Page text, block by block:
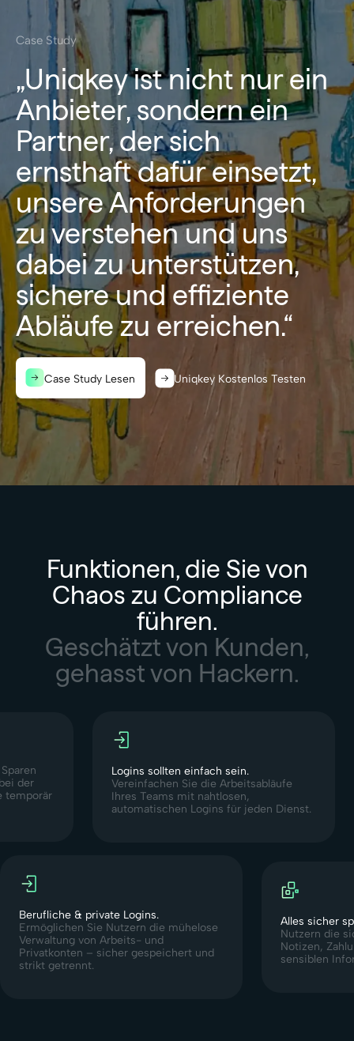
Case Study
„Uniqkey ist nicht nur ein
Anbieter, sondern ein
Partner, der sich
ernsthaft dafür einsetzt,
unsere Anforderungen
zu verstehen und uns
dabei zu unterstützen,
sichere und effiziente
Abläufe zu erreichen.“
Case Study Lesen Uniqkey Kostenlos Testen
Funktionen, die Sie von
Chaos zu Compliance
führen.
Geschätzt von Kunden,
gehasst von Hackern.
Sparen
der
temporär
Logins sollten einfach sein.
Vereinfachen Sie die Arbeitsabläufe
Ihres Teams mit nahtlosen,
automatischen Logins für jeden Dienst.
Berufliche & private Logins.
Ermöglichen Sie Nutzern die mühelose
Verwaltung von Arbeits- und
Privatkonten – sicher gespeichert und
strikt getrennt.
Alles sicher
Nutzern die
Notizen,
sensiblen